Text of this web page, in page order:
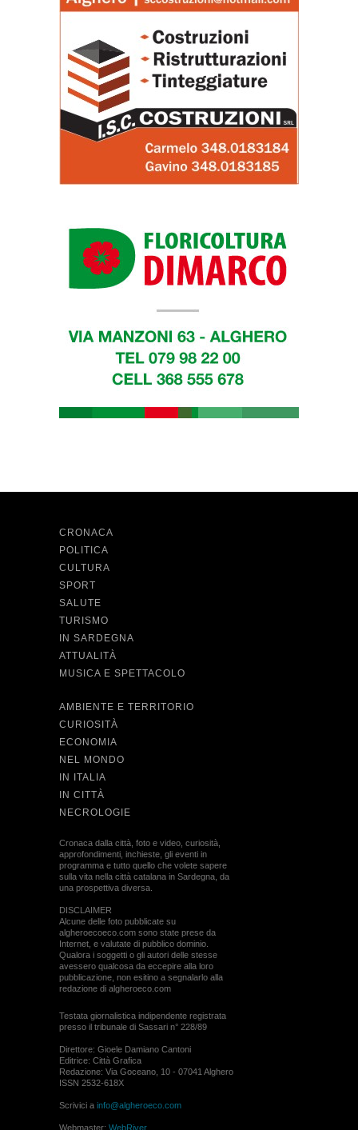
CRONACA
POLITICA
CULTURA
SPORT
SALUTE
TURISMO
IN SARDEGNA
ATTUALITÀ
MUSICA E SPETTACOLO
AMBIENTE E TERRITORIO
CURIOSITÀ
ECONOMIA
NEL MONDO
IN ITALIA
IN CITTÀ
NECROLOGIE
Cronaca dalla città, foto e video, curiosità,
approfondimenti, inchieste, gli eventi in
programma e tutto quello che volete sapere
sulla vita nella città catalana in Sardegna, da
una prospettiva diversa.
DISCLAIMER
Alcune delle foto pubblicate su
algheroecoeco.com sono state prese da
Internet, e valutate di pubblico dominio.
Qualora i soggetti o gli autori delle stesse
avessero qualcosa da eccepire alla loro
pubblicazione, non esitino a segnalarlo alla
redazione di algheroeco.com
Testata giornalistica indipendente registrata
presso il tribunale di Sassari n° 228/89
Direttore: Gioele Damiano Cantoni
Editrice: Città Grafica
Redazione: Via Goceano, 10 - 07041 Alghero
ISSN 2532-618X
Scrivici a info@algheroeco.com
Webmaster: WebRiver